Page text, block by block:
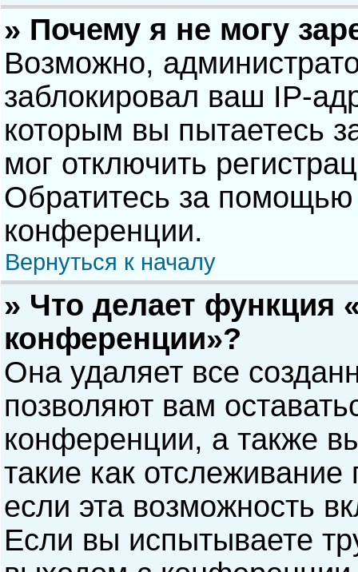
» Почему я не могу
Возможно,
заблокировал ваш IP-
которым вы пытаетесь
мог отключить
Обратитесь за помощью
конференции.
Вернуться к началу
» Что делает функция
конференции»?
Она удаляет все
позволяют вам
конференции, а также
такие как
если эта возможность
Если вы испытываете